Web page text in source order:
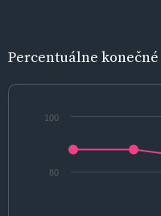
Percentuálne konečné
80
100